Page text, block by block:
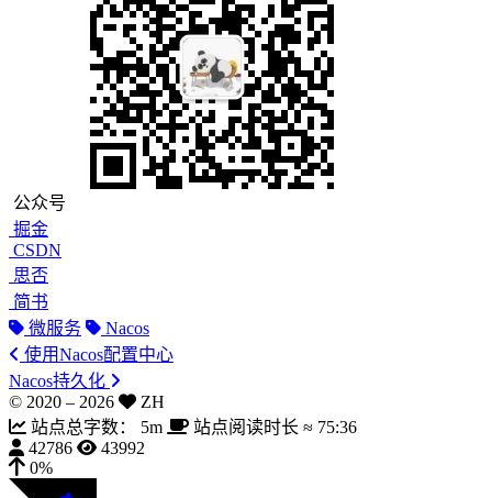
公众号
掘金
CSDN
思否
简书
微服务
Nacos
使用Nacos配置中心
Nacos持久化
© 2020 – 2026
ZH
站点总字数：
5m 站点阅读时长 ≈ 75:36
42786
43992
0%